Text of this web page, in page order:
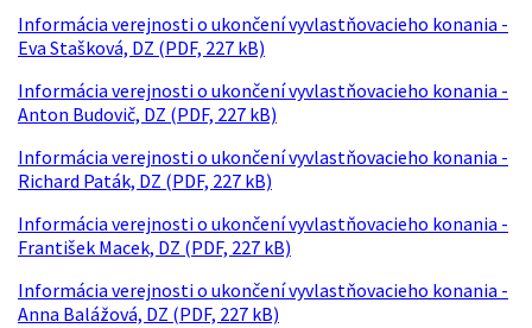
Informácia verejnosti o ukončení vyvlastňovacieho konania -
Eva Stašková, DZ (PDF, 227 kB)
Informácia verejnosti o ukončení vyvlastňovacieho konania -
Anton Budovič, DZ (PDF, 227 kB)
Informácia verejnosti o ukončení vyvlastňovacieho konania -
Richard Paták, DZ (PDF, 227 kB)
Informácia verejnosti o ukončení vyvlastňovacieho konania -
František Macek, DZ (PDF, 227 kB)
Informácia verejnosti o ukončení vyvlastňovacieho konania -
Anna Balážová, DZ (PDF, 227 kB)